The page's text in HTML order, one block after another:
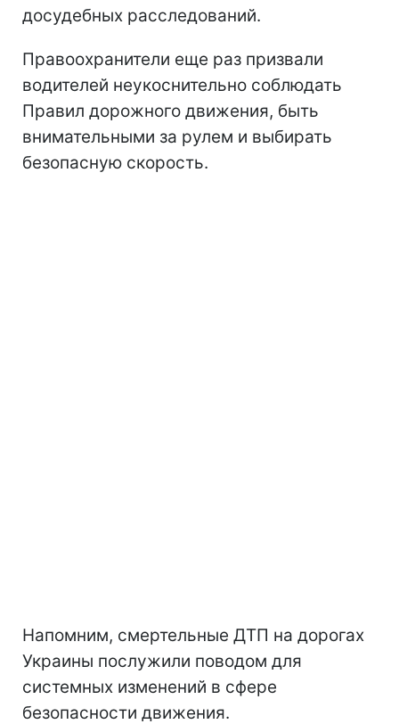
досудебных расследований.
Правоохранители еще раз призвали
водителей неукоснительно соблюдать
Правил дорожного движения, быть
внимательными за рулем и выбирать
безопасную скорость.
Напомним, смертельные ДТП на дорогах
Украины послужили поводом для
системных изменений в сфере
безопасности движения.